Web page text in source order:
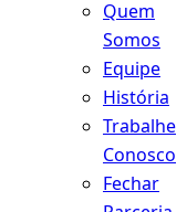
Quem
Somos
Equipe
História
Trabalhe
Conosco
Fechar